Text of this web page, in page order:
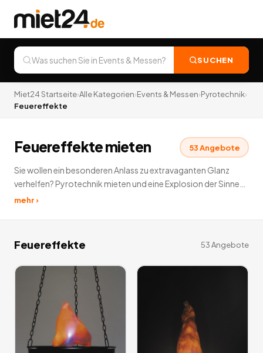
SUCHEN
Miet24 Startseite›Alle Kategorien›Events & Messen›Pyrotechnik›
Feuereffekte
Feuereffekte mieten 53Angebote
Sie wollen ein besonderen Anlass zu extravaganten Glanz
verhelfen? Pyrotechnik mieten und eine Explosion der Sinne
über sich erstrahlen lassen. Auch Lust bekommen, sich
mehr ›
Feuereffekte 53Angebote